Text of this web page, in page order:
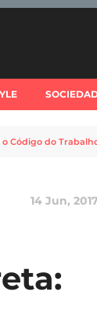
Código do
14 Jun,